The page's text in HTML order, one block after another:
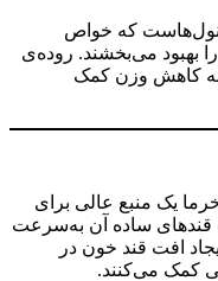
که خواص
بهبود می‌بخشند. روده‌ی
به کاهش وزن کمک
یک منبع عالی برای
قندهای ساده آن به‌سرعت
افت قند خون در
کمک می‌کنند.